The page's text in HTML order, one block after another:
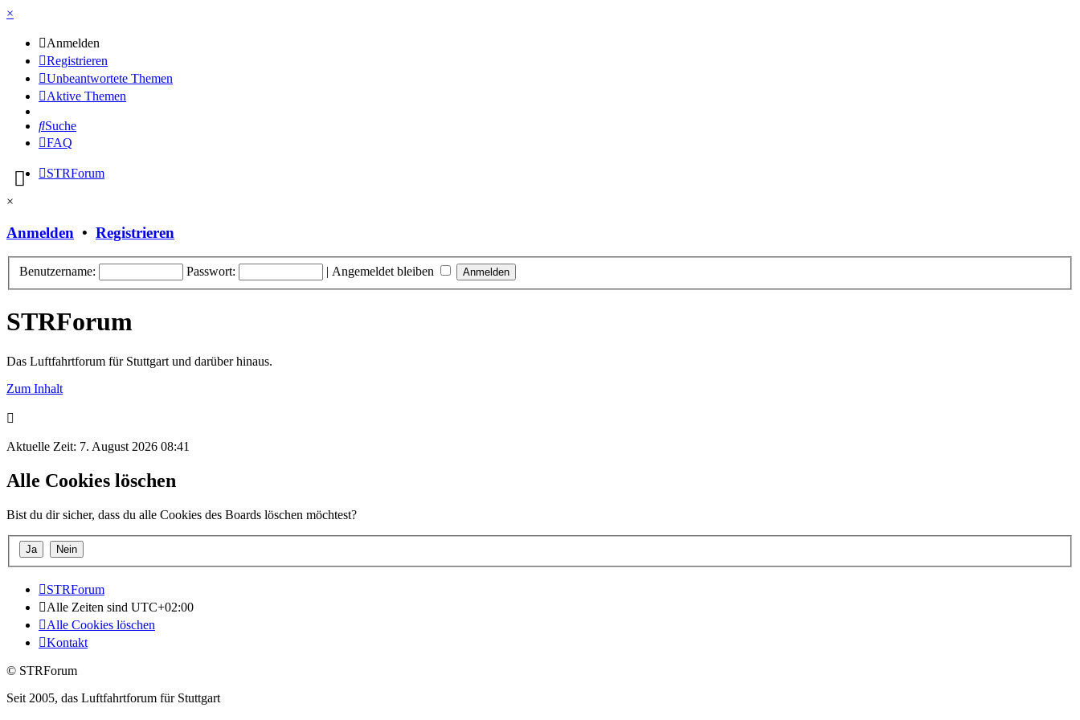
×
Anmelden
Registrieren
Unbeantwortete Themen
Aktive Themen
Suche
FAQ
STRForum
×
Anmelden • Registrieren
Benutzername: Passwort: | Angemeldet bleiben
STRForum
Das Luftfahrtforum für Stuttgart und darüber hinaus.
Zum Inhalt
Aktuelle Zeit: 7. August 2026 08:41
Alle Cookies löschen
Bist du dir sicher, dass du alle Cookies des Boards löschen möchtest?
STRForum
Alle Zeiten sind UTC+02:00
Alle Cookies löschen
Kontakt
© STRForum
Seit 2005, das Luftfahrtforum für Stuttgart